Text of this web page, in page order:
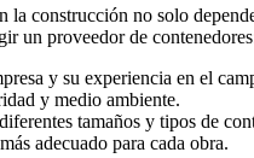
la construcción no solo
un proveedor de
y su experiencia en el
y medio ambiente.
tamaños y tipos de
adecuado para cada obra.